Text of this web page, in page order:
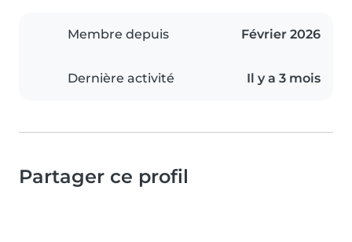
Membre depuis Février 2026
Dernière activité Il y a 3 mois
Partager ce profil